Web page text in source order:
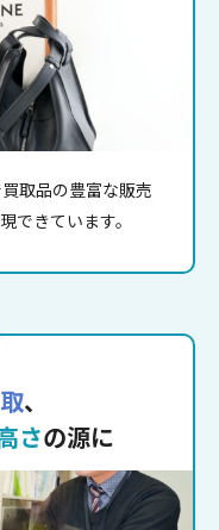
取品の豊富な販売
できています。
、
さの源に